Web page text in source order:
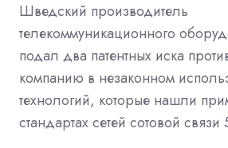
Шведский производитель
телекоммуникационного
подал два патентных иска
компанию в незаконном
технологий, которые нашли
стандартах сетей сотовой связи